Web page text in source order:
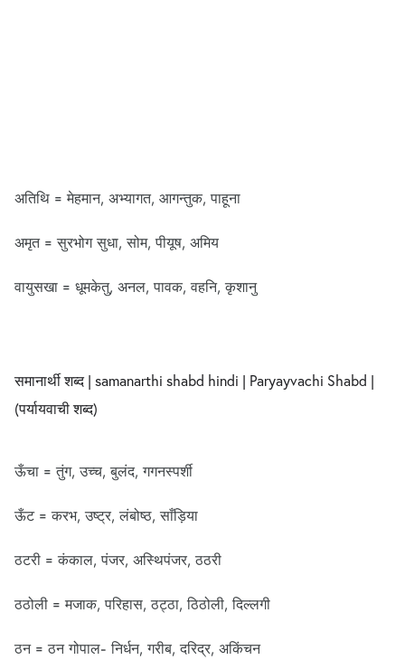
अतिथि = मेहमान, अभ्यागत, आगन्तुक, पाहूना
अमृत = सुरभोग सुधा, सोम, पीयूष, अमिय
वायुसखा = धूमकेतु, अनल, पावक, वहनि, कृशानु
समानार्थी शब्द | samanarthi shabd hindi | Paryayvachi Shabd |
(पर्यायवाची शब्द)
ऊँचा = तुंग, उच्च, बुलंद, गगनस्पर्शी
ऊँट = करभ, उष्ट्र, लंबोष्ठ, साँड़िया
ठटरी = कंकाल, पंजर, अस्थिपंजर, ठठरी
ठठोली = मजाक, परिहास, ठट्ठा, ठिठोली, दिल्लगी
ठन = ठन गोपाल- निर्धन, गरीब, दरिद्र, अकिंचन